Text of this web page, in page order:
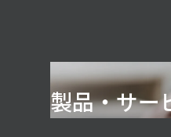
製品・サー